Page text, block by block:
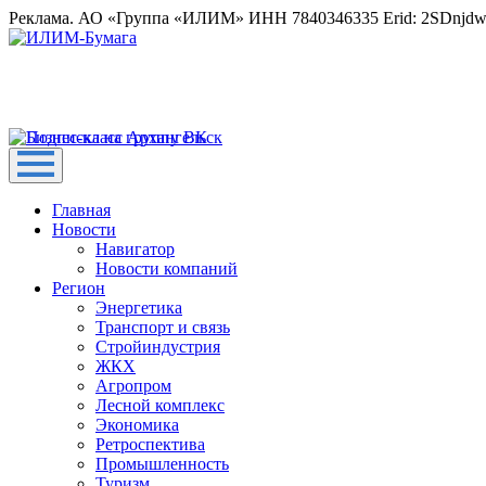
Реклама. АО «Группа «ИЛИМ» ИНН 7840346335 Erid:
Главная
Новости
Навигатор
Новости компаний
Регион
Энергетика
Транспорт и связь
Стройиндустрия
ЖКХ
Агропром
Лесной комплекс
Экономика
Ретроспектива
Промышленность